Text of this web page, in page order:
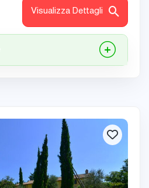
Visualizza Dettagli